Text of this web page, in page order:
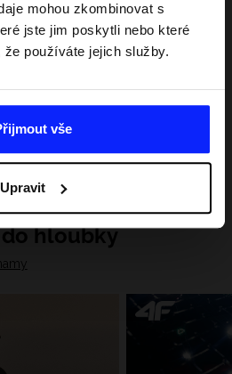
mohou zkombinovat s
jste jim poskytli nebo které
používáte jejich služby.
vše
Upravit
hloubky